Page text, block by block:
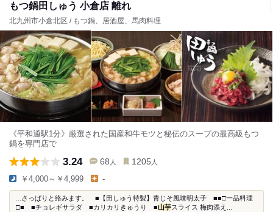
もつ鍋田しゅう 小倉店 離れ
北九州市小倉北区 / もつ鍋、居酒屋、馬肉料理
《平和通駅1分》厳選された国産和牛モツと秘伝のスープの最高級もつ
鍋を専門店で
3.24 68 人 1205 人
￥4,000～￥4,999 -
...さっぱりと絡みます。 ■【田しゅう特製】青じそ風味明太子 ■■□一品料理
□■ ■チョレギサラダ ■カリカリきゅうり ■山芋スライス 梅肉添え...